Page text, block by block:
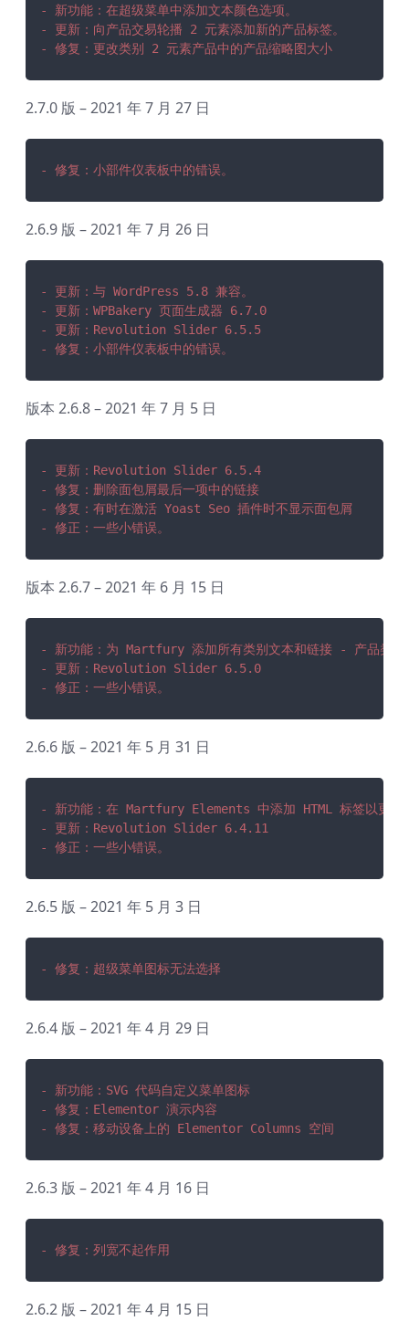
- 新功能：在超级菜单中添加文本颜色选项。
- 更新：向产品交易轮播 2 元素添加新的产品标签。
- 修复：更改类别 2 元素产品中的产品缩略图大小
2.7.0 版 – 2021 年 7 月 27 日
- 修复：小部件仪表板中的错误。
2.6.9 版 – 2021 年 7 月 26 日
- 更新：与 WordPress 5.8 兼容。
- 更新：WPBakery 页面生成器 6.7.0
- 更新：Revolution Slider 6.5.5
- 修复：小部件仪表板中的错误。
版本 2.6.8 – 2021 年 7 月 5 日
- 更新：Revolution Slider 6.5.4
- 修复：删除面包屑最后一项中的链接
- 修复：有时在激活 Yoast Seo 插件时不显示面包屑
- 修正：一些小错误。
版本 2.6.7 – 2021 年 6 月 15 日
- 新功能：为 Martfury 添加所有类别文本和链接 - 产品类别
- 更新：Revolution Slider 6.5.0
- 修正：一些小错误。
2.6.6 版 – 2021 年 5 月 31 日
- 新功能：在 Martfury Elements 中添加 HTML 标签以更改
- 更新：Revolution Slider 6.4.11
- 修正：一些小错误。
2.6.5 版 – 2021 年 5 月 3 日
- 修复：超级菜单图标无法选择
2.6.4 版 – 2021 年 4 月 29 日
- 新功能：SVG 代码自定义菜单图标
- 修复：Elementor 演示内容
- 修复：移动设备上的 Elementor Columns 空间
2.6.3 版 – 2021 年 4 月 16 日
- 修复：列宽不起作用
2.6.2 版 – 2021 年 4 月 15 日